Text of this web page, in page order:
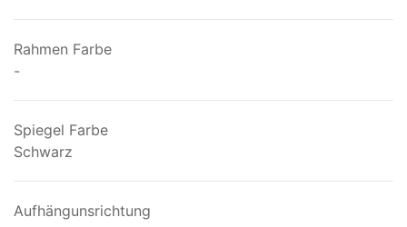
Aufhängunsrichtung
Rahmen Farbe
-
Spiegel Farbe
Schwarz